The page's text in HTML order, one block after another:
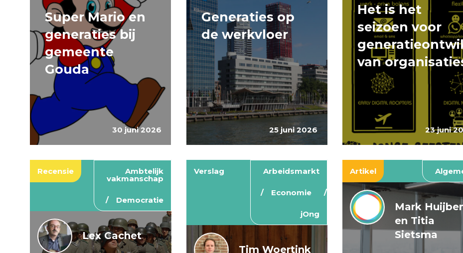
30 juni 2026
Super Mario en
generaties bij
gemeente
Gouda
25 juni 2026
Generaties op
de werkvloer
23 juni
Het is het
seizoen voor
van
Recensie Ambtelijk
vakmanschap
Democratie
Lex Cachet
Verslag Arbeidsmarkt
Economie
jOng
Tim Woertink
Artikel
Mark
en Titia
Sietsma